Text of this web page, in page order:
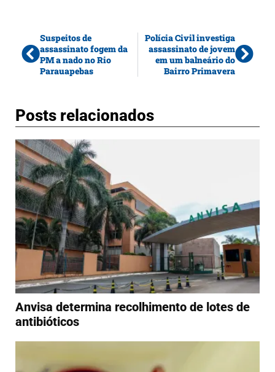
Suspeitos de
assassinato fogem da
PM a nado no Rio
Parauapebas
Polícia Civil investiga
assassinato de jovem
em um balneário do
Bairro Primavera
Posts relacionados
Anvisa determina recolhimento de lotes de
antibióticos